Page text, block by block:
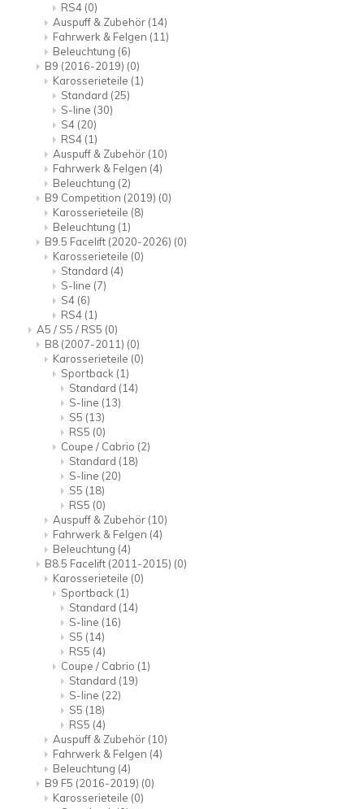
RS4 (0)
Auspuff & Zubehör (14)
Fahrwerk & Felgen (11)
Beleuchtung (6)
B9 (2016-2019) (0)
Karosserieteile (1)
Standard (25)
S-line (30)
S4 (20)
RS4 (1)
Auspuff & Zubehör (10)
Fahrwerk & Felgen (4)
Beleuchtung (2)
B9 Competition (2019) (0)
Karosserieteile (8)
Beleuchtung (1)
B9.5 Facelift (2020-2026) (0)
Karosserieteile (0)
Standard (4)
S-line (7)
S4 (6)
RS4 (1)
A5 / S5 / RS5 (0)
B8 (2007-2011) (0)
Karosserieteile (0)
Sportback (1)
Standard (14)
S-line (13)
S5 (13)
RS5 (0)
Coupe / Cabrio (2)
Standard (18)
S-line (20)
S5 (18)
RS5 (0)
Auspuff & Zubehör (10)
Fahrwerk & Felgen (4)
Beleuchtung (4)
B8.5 Facelift (2011-2015) (0)
Karosserieteile (0)
Sportback (1)
Standard (14)
S-line (16)
S5 (14)
RS5 (4)
Coupe / Cabrio (1)
Standard (19)
S-line (22)
S5 (18)
RS5 (4)
Auspuff & Zubehör (10)
Fahrwerk & Felgen (4)
Beleuchtung (4)
B9 F5 (2016-2019) (0)
Karosserieteile (0)